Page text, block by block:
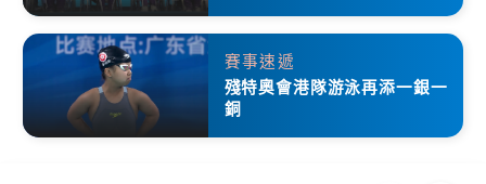
賽事速遞
殘特奧會港隊游泳再添一銀一
銅